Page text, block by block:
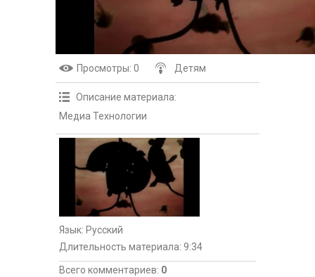
Просмотры: 0 Детям
Описание материала:
Медиа Технологии
Язык: Русский
Длительность материала: 9:34
Всего комментариев: 0